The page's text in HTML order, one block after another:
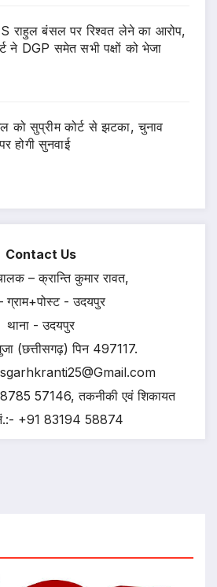
राहुल बंसल पर रिश्वत लेने का आरोप,
ने DGP समेत सभी पक्षों को भेजा
को सुप्रीम कोर्ट से झटका, चुनाव
होगी सुनवाई
Contact Us
– क्रान्ति कुमार रावत,
ग्राम+पोस्ट - उदयपुर
थाना - उदयपुर
(छत्तीसगढ़) पिन 497117.
57146, तकनीकी एवं शिकायत
+91 83194 58874